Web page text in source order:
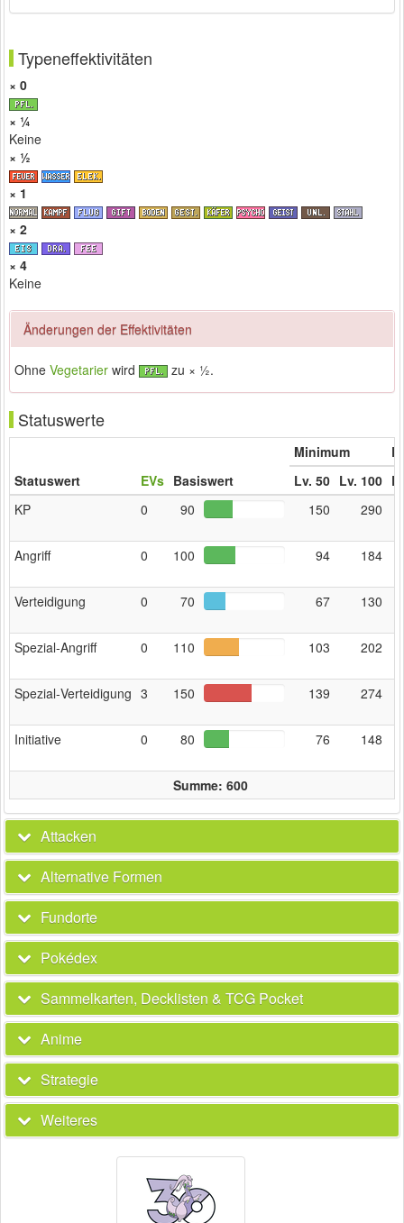
Typeneffektivitäten
× 0
× ¼
Keine
× ½
× 1
× 2
× 4
Keine
Änderungen der Effektivitäten
Ohne Vegetarier wird zu × ½.
Statuswerte
Statuswert EVs Basiswert
Minimum
Lv. 50 Lv. 100
KP
0 90 150 290
Angriff 0 100 94 184
Verteidigung 0 70 67 130
Spezial‑Angriff 0 110 103 202
Spezial‑Verteidigung 3 150 139 274
Initiative 0 80 76 148
Summe: 600
Attacken
Alternative Formen
Fundorte
Pokédex
Sammelkarten, Decklisten & TCG Pocket
Anime
Strategie
Weiteres